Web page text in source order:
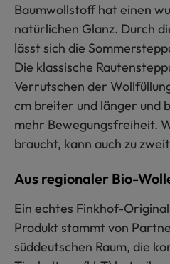
Baumwollstoff hat einen
natürlichen Glanz. Durch
lässt sich die
Die klassische
Verrutschen der
cm breiter und länger und
mehr Bewegungsfreiheit.
braucht, kann auch zu
Aus regionaler Bio-
Ein echtes Finkhof-
Produkt stammt von
süddeutschen Raum, die